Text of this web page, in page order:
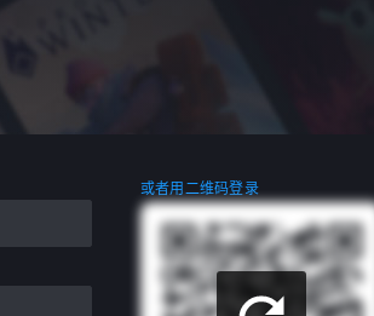
或者用二维码登录